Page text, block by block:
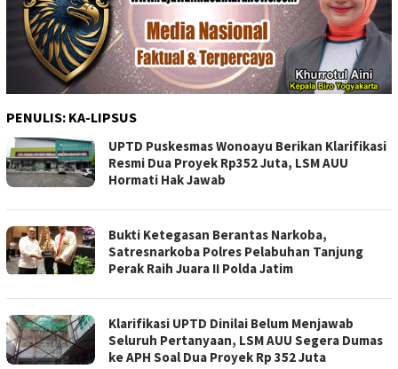
PENULIS: KA-LIPSUS
UPTD Puskesmas Wonoayu Berikan Klarifikasi
Resmi Dua Proyek Rp352 Juta, LSM AUU
Hormati Hak Jawab
Bukti Ketegasan Berantas Narkoba,
Satresnarkoba Polres Pelabuhan Tanjung
Perak Raih Juara II Polda Jatim
Klarifikasi UPTD Dinilai Belum Menjawab
Seluruh Pertanyaan, LSM AUU Segera Dumas
ke APH Soal Dua Proyek Rp 352 Juta